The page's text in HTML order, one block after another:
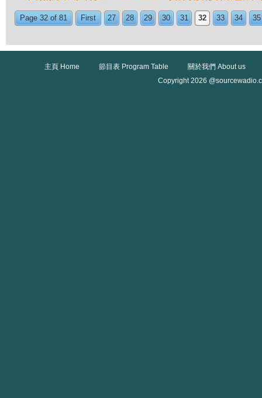
Page 32 of 81 First 27 28 29 30 31 32 33 34 35
主頁 Home 節目表 Program Table
關於我們 About us
Copyright 2026